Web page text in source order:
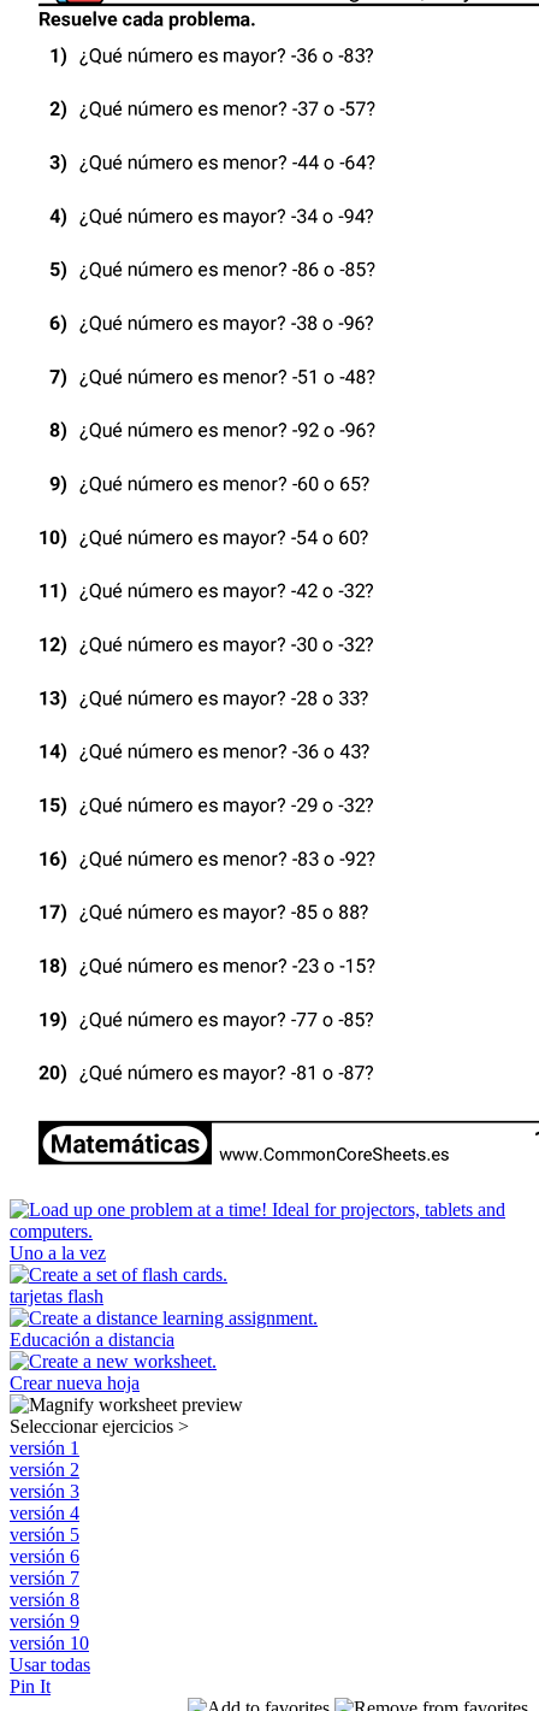
Uno a la vez
tarjetas flash
Educación a distancia
Crear nueva hoja
Seleccionar ejercicios >
versión 1
versión 2
versión 3
versión 4
versión 5
versión 6
versión 7
versión 8
versión 9
versión 10
Usar todas
Pin It